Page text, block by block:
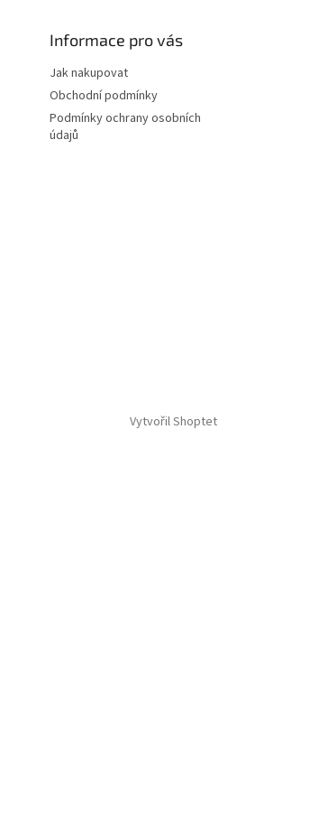
Informace pro vás
Jak nakupovat
Obchodní podmínky
Podmínky ochrany osobních
údajů
Vytvořil Shoptet